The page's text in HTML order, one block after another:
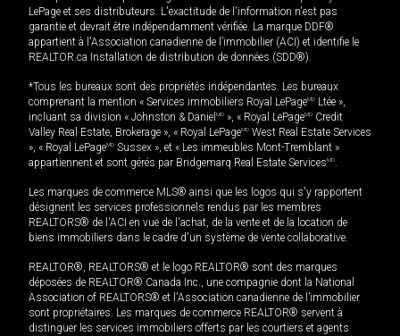
LePage et ses distributeurs. L'exactitude de l'information n'est pas
garantie et devrait être indépendamment vérifiée. La marque DDF®
appartient à l'Association canadienne de l’immobilier (ACI) et identifie le
REALTOR.ca Installation de distribution de données (SDD®).
*Tous les bureaux sont des propriétés indépendantes. Les bureaux
comprenant la mention « Services immobiliers Royal LePageMD Ltée »,
incluant sa division « Johnston & Daniel MD », « Royal LePageMD Credit
Valley Real Estate, Brokerage », « Royal LePageMD West Real Estate Services
», « Royal LePageMD Sussex », et « Les immeubles Mont-Tremblant »
appartiennent et sont gérés par Bridgemarq Real Estate ServicesMD.
Les marques de commerce MLS® ainsi que les logos qui s'y rapportent
désignent les services professionnels rendus par les membres
REALTORS® de l'ACI en vue de l'achat, de la vente et de la location de
biens immobiliers dans le cadre d'un système de vente collaborative.
REALTOR®, REALTORS® et le logo REALTOR® sont des marques
déposées de REALTOR® Canada Inc., une compagnie dont la National
Association of REALTORS® et l'Association canadienne de l’immobilier
sont propriétaires. Les marques de commerce REALTOR® servent à
distinguer les services immobiliers offerts par les courtiers et agents